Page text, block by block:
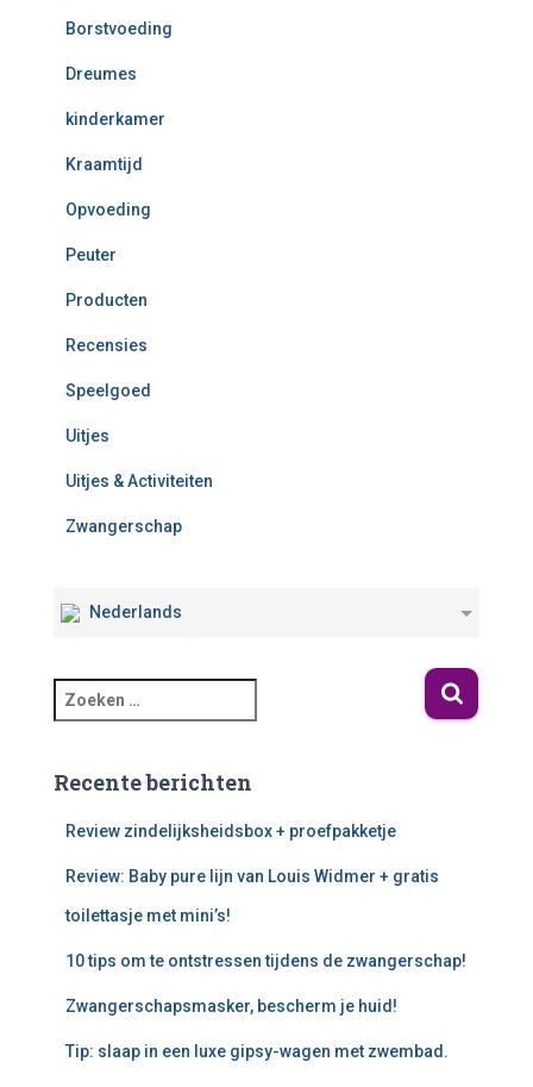
Borstvoeding
Dreumes
kinderkamer
Kraamtijd
Opvoeding
Peuter
Producten
Recensies
Speelgoed
Uitjes
Uitjes & Activiteiten
Zwangerschap
Nederlands
Recente berichten
Review zindelijksheidsbox + proefpakketje
Review: Baby pure lijn van Louis Widmer + gratis
toilettasje met mini’s!
10 tips om te ontstressen tijdens de zwangerschap!
Zwangerschapsmasker, bescherm je huid!
Tip: slaap in een luxe gipsy-wagen met zwembad.